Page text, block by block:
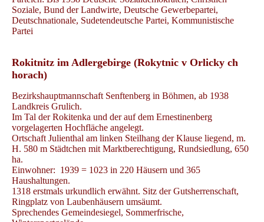
Soziale, Bund der Landwirte, Deutsche Gewerbepartei,
Deutschnationale, Sudetendeutsche Partei, Kommunistische
Partei
Rokitnitz im Adlergebirge (Rokytnic v Orlicky ch
horach)
Bezirkshauptmannschaft Senftenberg in Böhmen, ab 1938
Landkreis Grulich.
Im Tal der Rokitenka und der auf dem Ernestinenberg
vorgelagerten Hochfläche angelegt.
Ortschaft Julienthal am linken Steilhang der Klause liegend, m.
H. 580 m Städtchen mit Marktberechtigung, Rundsiedlung, 650
ha.
Einwohner: 1939 = 1023 in 220 Häusern und 365
Haushaltungen.
1318 erstmals urkundlich erwähnt. Sitz der Gutsherrenschaft,
Ringplatz von Laubenhäusern umsäumt.
Sprechendes Gemeindesiegel, Sommerfrische,